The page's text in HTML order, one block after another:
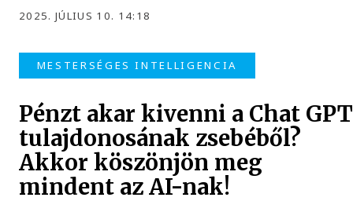
2025. JÚLIUS 10. 14:18
MESTERSÉGES INTELLIGENCIA
Pénzt akar kivenni a Chat GPT
tulajdonosának zsebéből?
Akkor köszönjön meg
mindent az AI-nak!